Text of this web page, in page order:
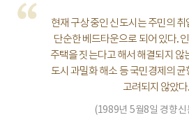
“
현재 구상 중인 신도시는 주민의
단순한 베드타운으로 되어 있다.
주택을 짓는다고 해서 해결되지 않
도시 과밀화 해소 등 국민경제의
고려되지 않았다.
(1989년 5월8일 경향신